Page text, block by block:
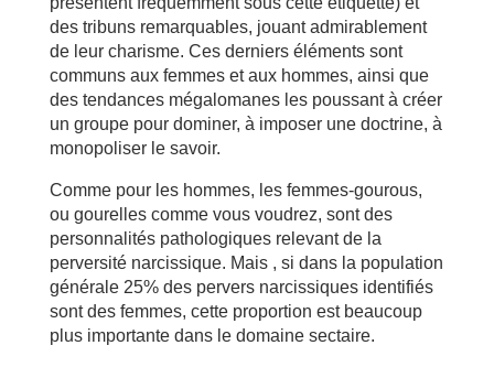
des tribuns remarquables, jouant admirablement
de leur charisme. Ces derniers éléments sont
communs aux femmes et aux hommes, ainsi que
des tendances mégalomanes les poussant à créer
un groupe pour dominer, à imposer une doctrine, à
monopoliser le savoir.
Comme pour les hommes, les femmes-gourous,
ou gourelles comme vous voudrez, sont des
personnalités pathologiques relevant de la
perversité narcissique. Mais , si dans la population
générale 25% des pervers narcissiques identifiés
sont des femmes, cette proportion est beaucoup
plus importante dans le domaine sectaire.